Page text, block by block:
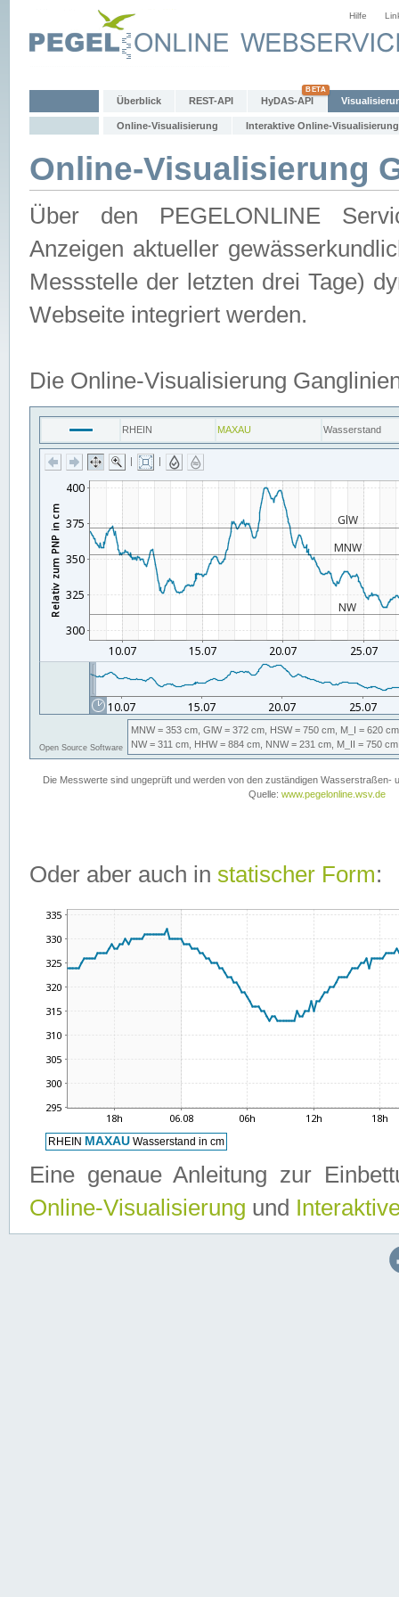
Hilfe
Überblick REST-API HyDAS-API
Online-Visualisierung Interaktive Online-Visualisierung
Online-Visualisierung
Über den PEGELONLINE
Anzeigen aktueller
Messstelle der letzten drei Tage)
Webseite integriert werden.
Die Online-Visualisierung
Oder aber auch in statischer Form:
Eine genaue Anleitung zur
Online-Visualisierung und